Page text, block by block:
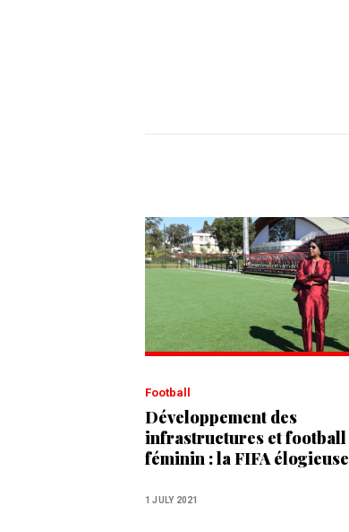
Football
Développement des
infrastructures et football
féminin : la FIFA élogieuse
1 JULY 2021